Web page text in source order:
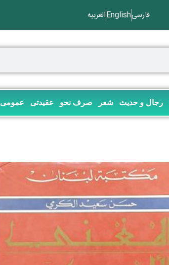
فارسیEnglishالعربیه
رجال و حدیث شعر صرف نحو عقیدتی عمومی